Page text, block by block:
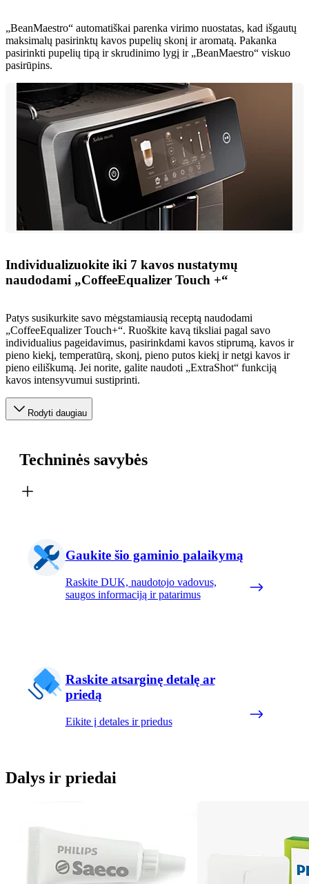
„BeanMaestro“ automatiškai parenka virimo nuostatas, kad išgautų
maksimalų pasirinktų kavos pupelių skonį ir aromatą. Pakanka
pasirinkti pupelių tipą ir skrudinimo lygį ir „BeanMaestro“ viskuo
pasirūpins.
Individualizuokite iki 7 kavos nustatymų
naudodami „CoffeeEqualizer Touch +“
Patys susikurkite savo mėgstamiausią receptą naudodami
„CoffeeEqualizer Touch+“. Ruoškite kavą tiksliai pagal savo
individualius pageidavimus, pasirinkdami kavos stiprumą, kavos ir
pieno kiekį, temperatūrą, skonį, pieno putos kiekį ir netgi kavos ir
pieno eiliškumą. Jei norite, galite naudoti „ExtraShot“ funkciją
kavos intensyvumui sustiprinti.
Rodyti daugiau
Techninės savybės
Gaukite šio gaminio palaikymą
Raskite DUK, naudotojo vadovus,
saugos informaciją ir patarimus
Raskite atsarginę detalę ar
priedą
Eikite į detales ir priedus
Dalys ir priedai